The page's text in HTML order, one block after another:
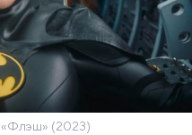
«Флэш» (2023)